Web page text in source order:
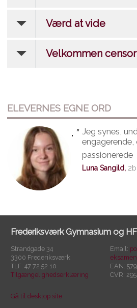
Værd at vide
Velkommen censor
ELEVERNES EGNE ORD
" " Jeg synes,
passionerede
Luna Sangild, 2b
Frederiksværk Gymnasium og HF
Strandgade 34
3300 Frederiksværk
TLF: 47 72 52 10
Tilgængelighedserklæring
Email:
EAN:
CVR:
Gå til desktop site